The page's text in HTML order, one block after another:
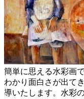
簡単に思える水彩画
わかり面白さが出て
導いたします。水彩